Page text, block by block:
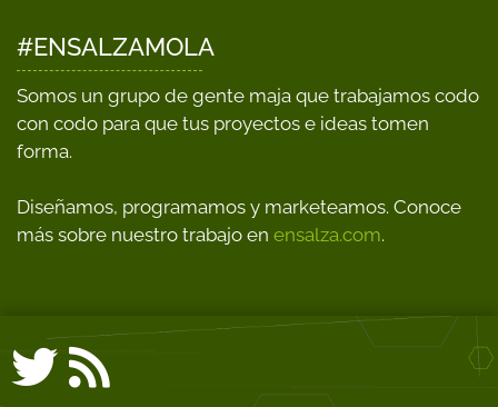
#ENSALZAMOLA
Somos un grupo de gente maja que trabajamos codo
con codo para que tus proyectos e ideas tomen
forma.
Diseñamos, programamos y marketeamos. Conoce
más sobre nuestro trabajo en ensalza.com.